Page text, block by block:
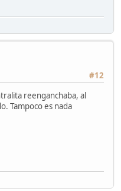
#12
reenganchaba, al
Tampoco es nada